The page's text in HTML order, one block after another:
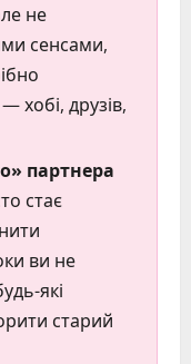
не
сенсами,
хобі, друзів,
партнера
стає
ви не
які
старий